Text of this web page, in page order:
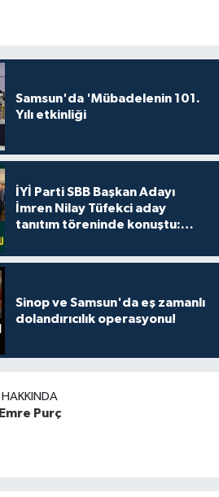
Samsun'da 'Mübadelenin 101.
Yılı etkinliği
İYİ Parti SBB Başkan Adayı
İmren Nilay Tüfekci aday
tanıtım töreninde konuştu:
Sinop ve Samsun'da eş zamanlı
dolandırıcılık operasyonu!
HAKKINDA
Purç